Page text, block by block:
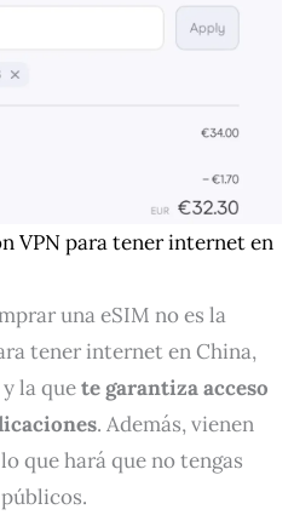
VPN para tener internet en
una eSIM no es la
tener internet en China,
la quete garantiza acceso
. Además, vienen
que hará que no tengas